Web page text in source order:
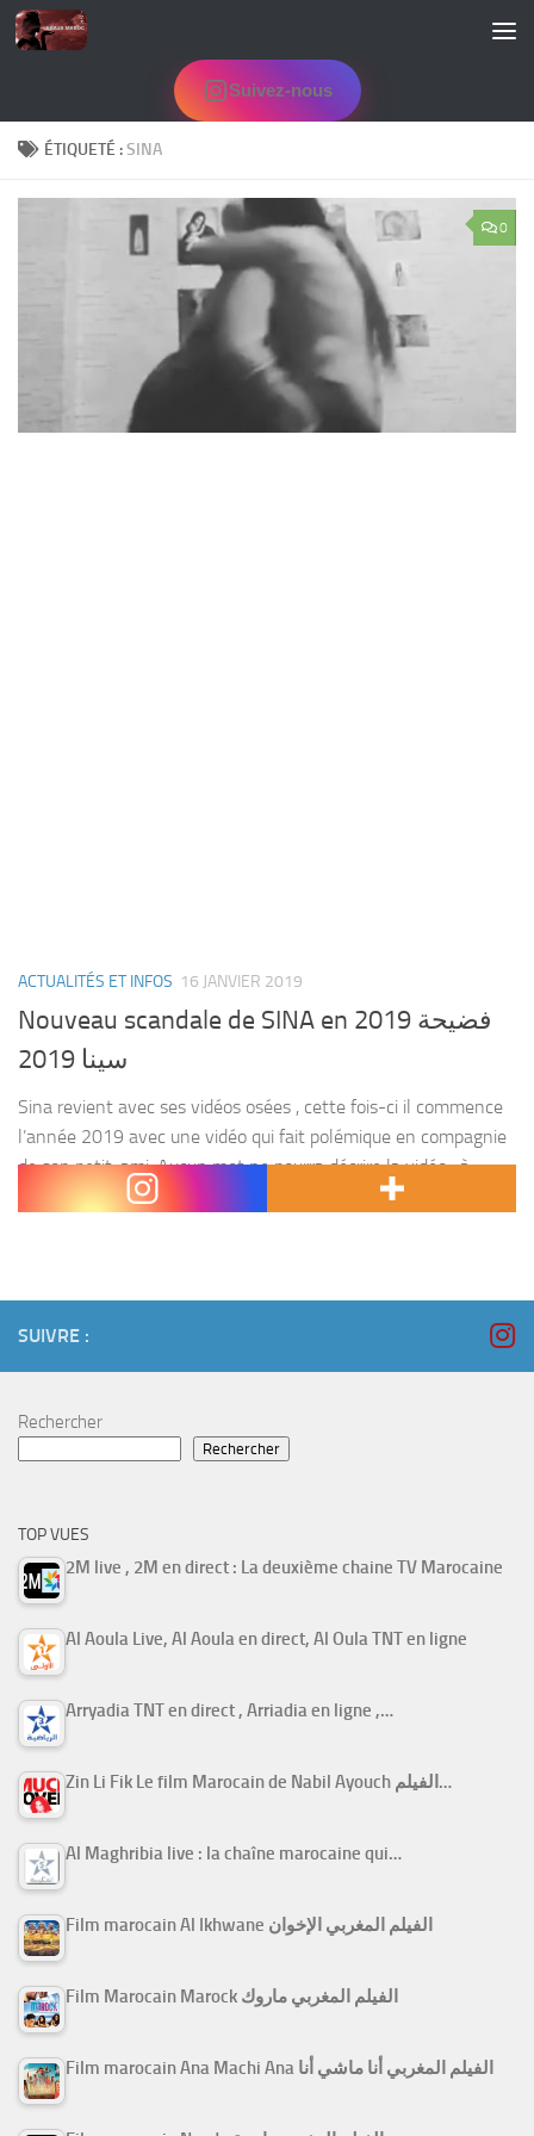
Skip to content
Suivez-nous
ÉTIQUETÉ :SINA
0
ACTUALITÉS ET INFOS 16 JANVIER 2019
Nouveau scandale de SINA en 2019 فضيحة
سينا 2019
Sina revient avec ses vidéos osées , cette fois-ci il commence
l’année 2019 avec une vidéo qui fait polémique en compagnie
de son petit-ami. Aucun mot ne pourra décrire la vidéo , à
SUIVRE :
Rechercher
Rechercher
TOP VUES
2M live , 2M en direct : La deuxième chaine TV Marocaine
Al Aoula Live, Al Aoula en direct, Al Oula TNT en ligne
Arryadia TNT en direct , Arriadia en ligne ,…
Zin Li Fik Le film Marocain de Nabil Ayouch الفيلم…
Al Maghribia live : la chaîne marocaine qui…
Film marocain Al Ikhwane الفيلم المغربي الإخوان
Film Marocain Marock الفيلم المغربي ماروك
Film marocain Ana Machi Ana الفيلم المغربي أنا ماشي أنا